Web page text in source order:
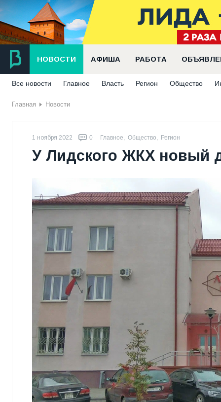
НОВОСТИ АФИША РАБОТА
Все новости Главное Власть Регион Общество
Главная Новости
1 ноября 2022 0 Главное, Общество, Регион
У Лидского ЖКХ новый